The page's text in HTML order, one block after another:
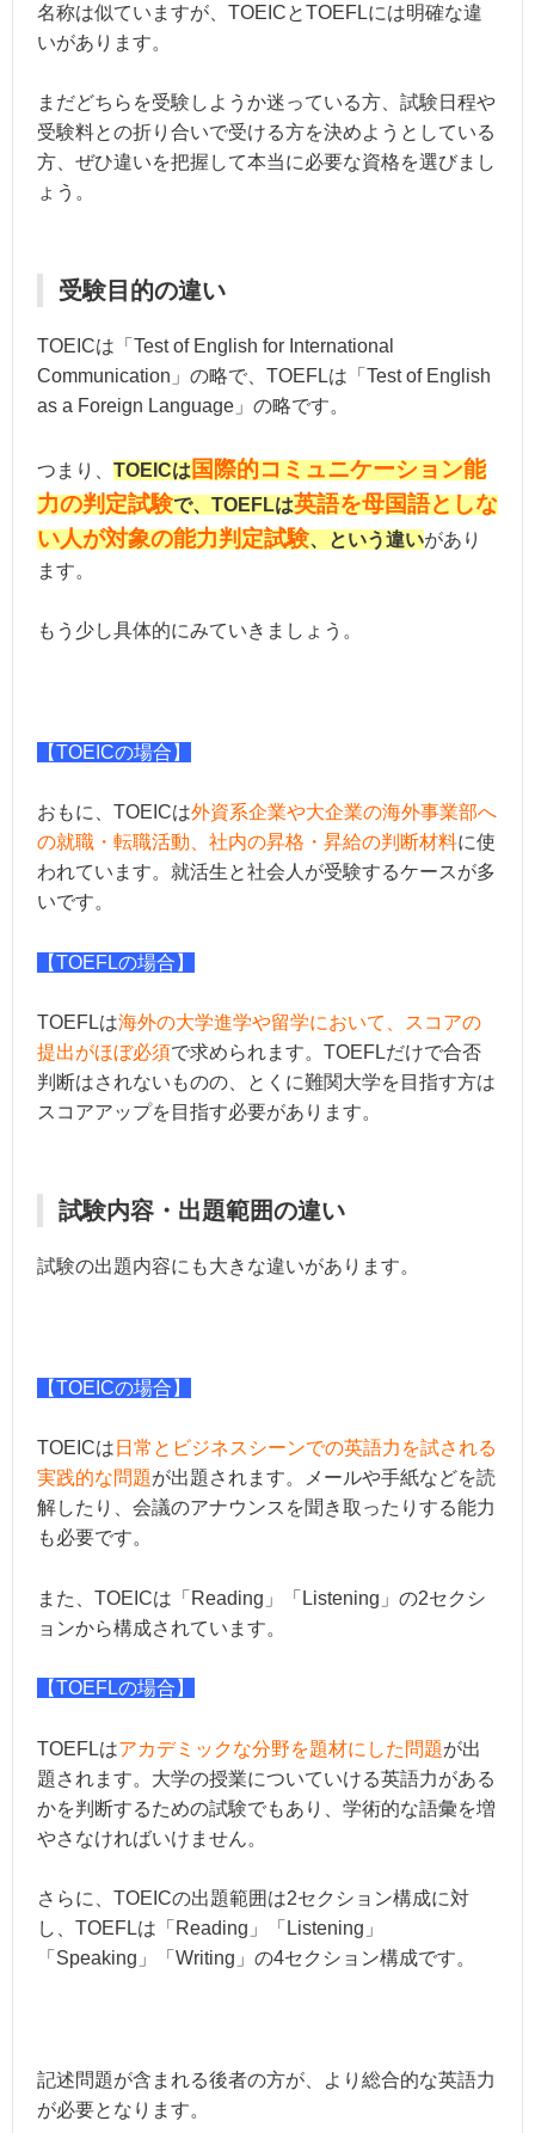
名称は似ていますが、TOEICとTOEFLには明確な違
いがあります。
まだどちらを受験しようか迷っている方、試験日程や
受験料との折り合いで受ける方を決めようとしている
方、ぜひ違いを把握して本当に必要な資格を選びまし
ょう。
受験目的の違い
TOEICは「Test of English for International
Communication」の略で、TOEFLは「Test of English
as a Foreign Language」の略です。
つまり、 TOEICは国際的コミュニケーション能
力の判定試験で、TOEFLは英語を母国語としな
い人が対象の能力判定試験、という違いがあり
ます。
もう少し具体的にみていきましょう。
【TOEICの場合】
おもに、 TOEICは外資系企業や大企業の海外事業部へ
の就職・転職活動、社内の昇格・昇給の判断材料に使
われています。就活生と社会人が受験するケースが多
いです。
【TOEFLの場合】
TOEFLは海外の大学進学や留学において、スコアの
提出がほぼ必須で求められます。TOEFLだけで合否
判断はされないものの、とくに難関大学を目指す方は
スコアアップを目指す必要があります。
試験内容・出題範囲の違い
試験の出題内容にも大きな違いがあります。
【TOEICの場合】
TOEICは 日常とビジネスシーンでの英語力を試される
実践的な問題が出題されます。
メールや手紙などを読
解したり、会議のアナウンスを聞き取ったりする能力
も必要です。
また、TOEICは「Reading」「Listening」の2セクシ
ョンから構成されています。
【TOEFLの場合】
TOEFLはアカデミックな分野を題材にした問題が出
題されます。大学の授業についていける英語力がある
かを判断するための試験でもあり、 学術的な語彙を増
やさなければいけません。
さらに、TOEICの出題範囲は2セクション構成に対
し、TOEFLは「Reading」「Listening」
「Speaking」「Writing」の4セクション構成です。
記述問題が含まれる後者の方が、より総合的な英語力
が必要となります。